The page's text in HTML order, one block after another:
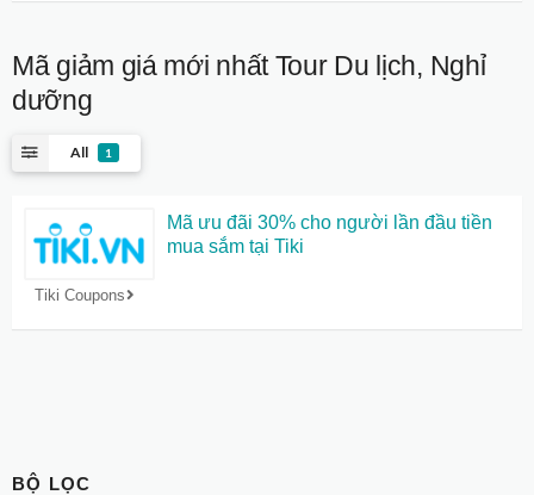
Mã giảm giá mới nhấtTour Du lịch, Nghỉ
dưỡng
All 1
Tiki Coupons
Mã ưu đãi 30% cho người lần đầu tiền
mua sắm tại Tiki
BỘ LỌC